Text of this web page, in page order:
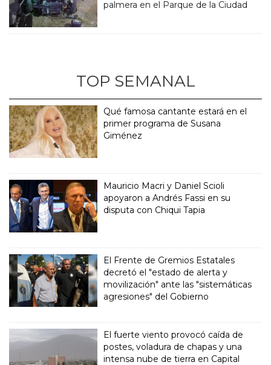
palmera en el Parque de la Ciudad
TOP SEMANAL
Qué famosa cantante estará en el
primer programa de Susana
Giménez
Mauricio Macri y Daniel Scioli
apoyaron a Andrés Fassi en su
disputa con Chiqui Tapia
El Frente de Gremios Estatales
decretó el "estado de alerta y
movilización" ante las "sistemáticas
agresiones" del Gobierno
El fuerte viento provocó caída de
postes, voladura de chapas y una
intensa nube de tierra en Capital